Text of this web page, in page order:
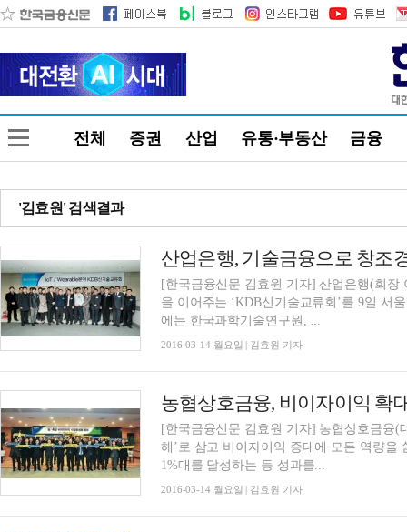
전체 증권 산업 유통·부동산 금융
'김효원' 검색결과
산업은행, 기술금융으로 창조
[한국금융신문 김효원 기자] 산업은행(회
을 이어주는 ‘KDB신기술교류회’를 9일 서울 여
에는 한국과학기술연구원, ...
2016-03-14 월요일 | 김효원 기자
농협상호금융, 비이자이익 확
[한국금융신문 김효원 기자] 농협상호금융(
해’로 삼고 비이자이익 증대에 모든 역량을
1%대를 달성하는 등 성과를...
2016-03-14 월요일 | 김효원 기자